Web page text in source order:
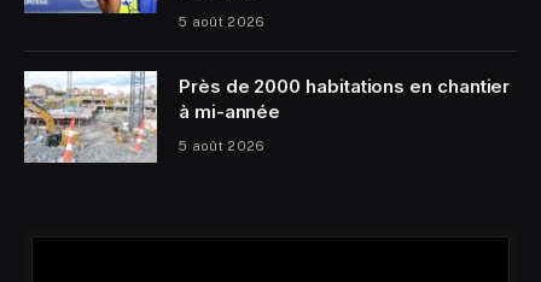
5 août 2026
Près de 2000 habitations en chantier
à mi-année
5 août 2026